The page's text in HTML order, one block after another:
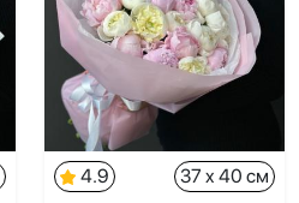
4.9
37 x 40 см